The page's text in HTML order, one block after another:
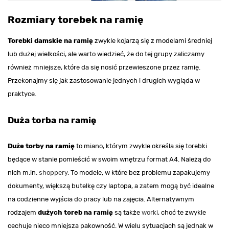
Rozmiary torebek na ramię
Torebki damskie na ramię zwykle kojarzą się z modelami średniej
lub dużej wielkości, ale warto wiedzieć, że do tej grupy zaliczamy
również mniejsze, które da się nosić przewieszone przez ramię.
Przekonajmy się jak zastosowanie jednych i drugich wygląda w
praktyce.
Duża torba na ramię
Duże torby na ramię to miano, którym zwykle określa się torebki
będące w stanie pomieścić w swoim wnętrzu format A4. Należą do
nich m.in. shoppery. To modele, w które bez problemu zapakujemy
dokumenty, większą butelkę czy laptopa, a zatem mogą być idealne
na codzienne wyjścia do pracy lub na zajęcia. Alternatywnym
rodzajem dużych toreb na ramię są także worki, choć te zwykle
cechuje nieco mniejsza pakowność. W wielu sytuacjach są jednak w